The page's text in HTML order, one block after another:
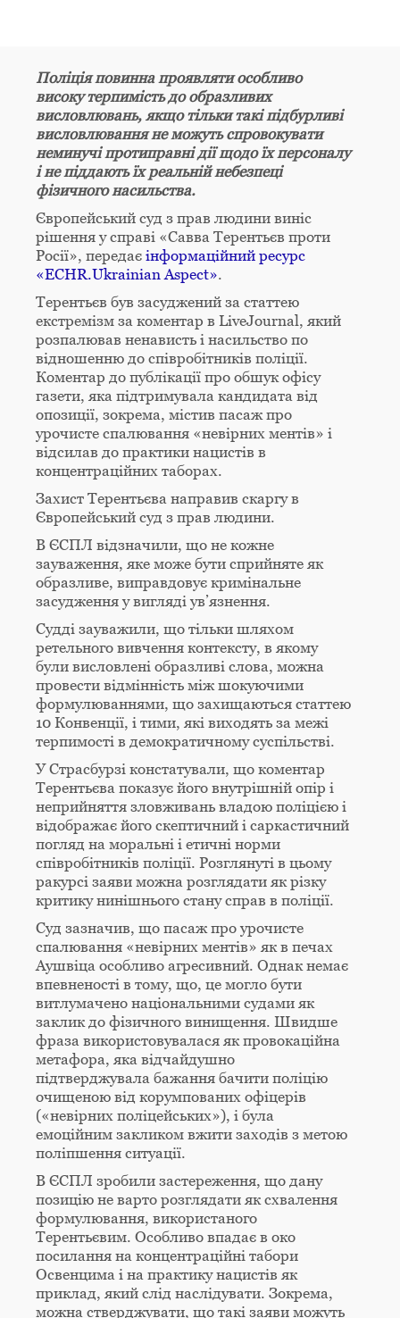
Поліція повинна проявляти особливо
високу терпимість до образливих
висловлювань, якщо тільки такі підбурливі
висловлювання не можуть спровокувати
неминучі протиправні дії щодо їх персоналу
і не піддають їх реальній небезпеці
фізичного насильства.
Європейський суд з прав людини виніс
рішення у справі «Савва Терентьєв проти
Росії», передає інформаційний ресурс
«ECHR.Ukrainian Aspect».
Терентьєв був засуджений за статтею
екстремізм за коментар в LiveJournal, який
розпалював ненависть і насильство по
відношенню до співробітників поліції.
Коментар до публікації про обшук офісу
газети, яка підтримувала кандидата від
опозиції, зокрема, містив пасаж про
урочисте спалювання «невірних ментів» і
відсилав до практики нацистів в
концентраційних таборах.
Захист Терентьєва направив скаргу в
Європейський суд з прав людини.
В ЄСПЛ відзначили, що не кожне
зауваження, яке може бути сприйняте як
образливе, виправдовує кримінальне
засудження у вигляді ув’язнення.
Судді зауважили, що тільки шляхом
ретельного вивчення контексту, в якому
були висловлені образливі слова, можна
провести відмінність між шокуючими
формулюваннями, що захищаються статтею
10 Конвенції, і тими, які виходять за межі
терпимості в демократичному суспільстві.
У Страсбурзі констатували, що коментар
Терентьєва показує його внутрішній опір і
неприйняття зловживань владою поліцією і
відображає його скептичний і саркастичний
погляд на моральні і етичні норми
співробітників поліції. Розглянуті в цьому
ракурсі заяви можна розглядати як різку
критику нинішнього стану справ в поліції.
Суд зазначив, що пасаж про урочисте
спалювання «невірних ментів» як в печах
Аушвіца особливо агресивний. Однак немає
впевненості в тому, що, це могло бути
витлумачено національними судами як
заклик до фізичного винищення. Швидше
фраза використовувалася як провокаційна
метафора, яка відчайдушно
підтверджувала бажання бачити поліцію
очищеною від корумпованих офіцерів
(«невірних поліцейських»), і була
емоційним закликом вжити заходів з метою
поліпшення ситуації.
В ЄСПЛ зробили застереження, що дану
позицію не варто розглядати як схвалення
формулювання, використаного
Терентьєвим. Особливо впадає в око
посилання на концентраційні табори
Освенцима і на практику нацистів як
приклад, який слід наслідувати. Зокрема,
можна стверджувати, що такі заяви можуть